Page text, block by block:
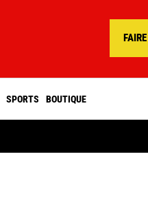
SPORTS BOUTIQUE